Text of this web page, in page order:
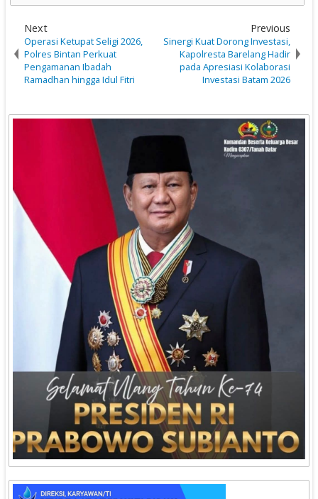
Next
Operasi Ketupat Seligi 2026,
Polres Bintan Perkuat
Pengamanan Ibadah
Ramadhan hingga Idul Fitri
Previous
Sinergi Kuat Dorong Investasi,
Kapolresta Barelang Hadir
pada Apresiasi Kolaborasi
Investasi Batam 2026